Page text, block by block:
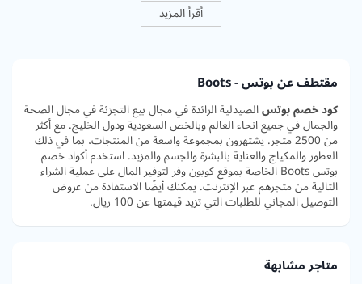
أقرأ المزيد
مقتطف عن بوتس - Boots
كود خصم بوتسالصيدلية الرائدة في مجال بيع التجزئة في مجال الصحة
والجمال في جميع انحاء العالم وبالخص السعودية ودول الخليج. مع أكثر
من 2500 متجر. يشتهرون بمجموعة واسعة من المنتجات، بما في ذلك
العطور والمكياج والعناية بالبشرة والجسم والمزيد. استخدم أكواد خصم
بوتس Boots الخاصة بموقع كوبون وفر لتوفير المال على عملية الشراء
التالية من متجرهم عبر الإنترنت. يمكنك أيضًا الاستفادة من عروض
التوصيل المجاني للطلبات التي تزيد قيمتها عن 100 ريال.
متاجر مشابهة